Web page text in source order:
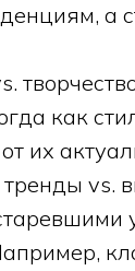
а
как
их
vs.